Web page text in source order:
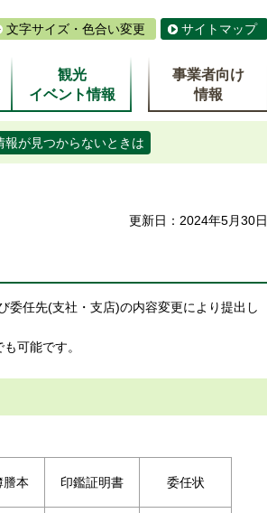
文字サイズ・色合い変更 サイトマップ
観光
イベント情報
事業者向け
情報
報が見つからないときは
更新日：2024年5月30日
委任先(支社・支店)の内容変更により提出し
可能です。
謄本 印鑑証明書 委任状